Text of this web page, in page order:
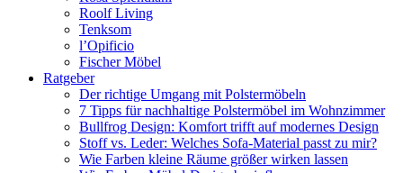
Roolf Living
Tenksom
l’Opificio
Fischer Möbel
Ratgeber
Der richtige Umgang mit Polstermöbeln
7 Tipps für nachhaltige Polstermöbel im Wohnzimmer
Bullfrog Design: Komfort trifft auf modernes Design
Stoff vs. Leder: Welches Sofa-Material passt zu mir?
Wie Farben kleine Räume größer wirken lassen